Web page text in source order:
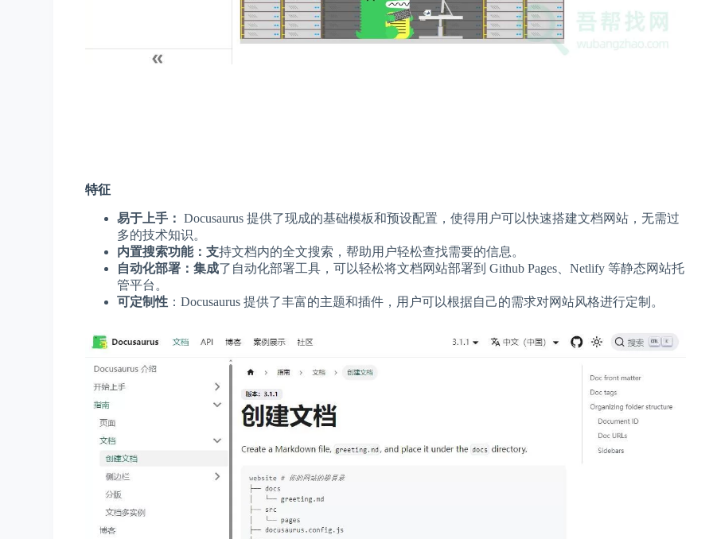
特征
易于上手：Docusaurus 提供了现成的基础模板和预设配置，使得用户可以快速搭建文档网站，无需过
多的技术知识。
内置搜索功能：支持文档内的全文搜索，帮助用户轻松查找需要的信息。
自动化部署 ：集成了自动化部署工具，可以轻松将文档网站部署到 Github Pages、Netlify 等静态网站托
管平台。
可定制性 ：Docusaurus 提供了丰富的主题和插件，用户可以根据自己的需求对网站风格进行定制。